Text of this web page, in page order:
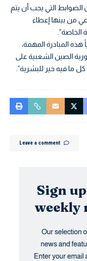
التي يجب أن يتم
من بينها إعطاء
الخاصة”.
هذه المبادرة المهمة،
الصين الشعبية على
ما فيه خير للبشرية”.
Leave a comment
Sign
weekly
Our selection
news and
Enter your email